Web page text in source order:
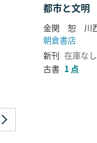
都市と文明
金関 恕 川
朝倉書店
新刊 在庫なし
古書 1 点